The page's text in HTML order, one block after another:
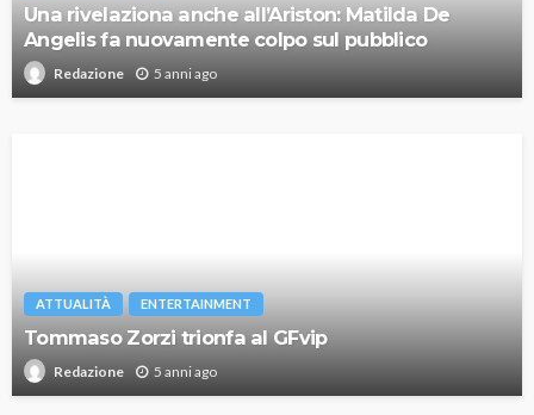
Una rivelaziona anche all’Ariston: Matilda De
Angelis fa nuovamente colpo sul pubblico
Redazione 5 anni ago
ATTUALITÀ ENTERTAINMENT
Tommaso Zorzi trionfa al GFvip
Redazione 5 anni ago